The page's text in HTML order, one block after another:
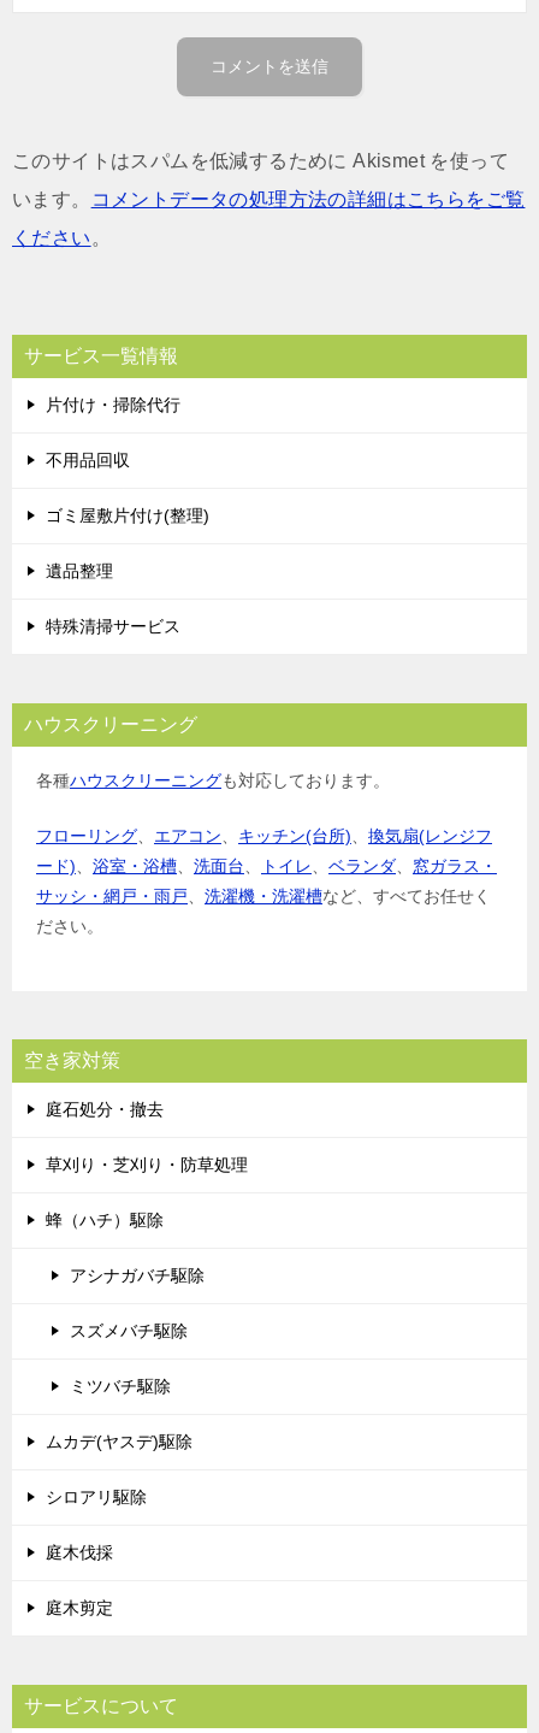
このサイトはスパムを低減するために Akismet を使って
います。
コメントデータの処理方法の詳細はこちらをご覧
ください 。
サービス一覧情報
片付け・掃除代行
不用品回収
ゴミ屋敷片付け(整理)
遺品整理
特殊清掃サービス
ハウスクリーニング
各種ハウスクリーニングも対応しております。
フローリング エアコン キッチン(台所)
換気扇(レンジフ
ード)
浴室・浴槽 洗面台 トイレ ベランダ
窓ガラス・
サッシ・網戸・雨戸
洗濯機・洗濯槽など、すべてお任せく
ださい。
空き家対策
庭石処分・撤去
草刈り・芝刈り・防草処理
蜂（ハチ）駆除
アシナガバチ駆除
スズメバチ駆除
ミツバチ駆除
ムカデ(ヤスデ)駆除
シロアリ駆除
庭木伐採
庭木剪定
サービスについて